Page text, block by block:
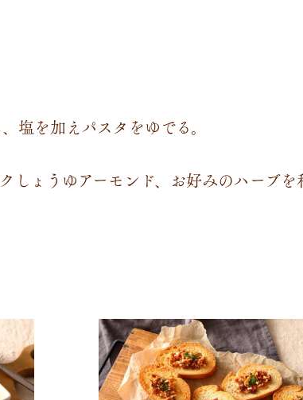
塩を加えパスタをゆでる。
しょうゆアーモンド、お好みのハーブを